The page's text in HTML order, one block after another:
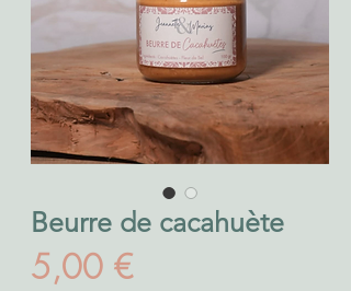
Beurre de cacahuète
5,00 €Prix